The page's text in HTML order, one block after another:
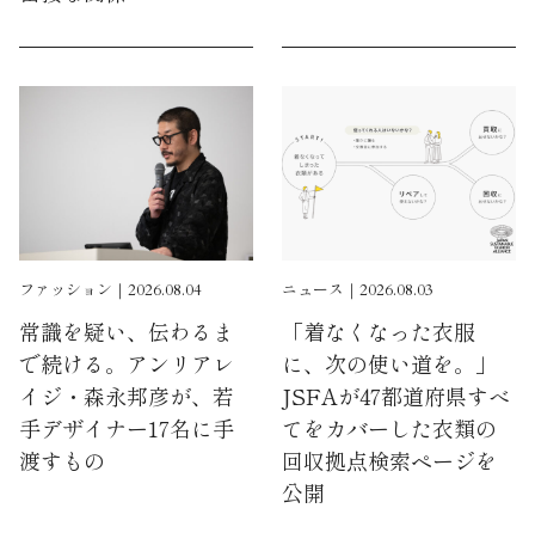
ファッション｜2026.08.04
常識を疑い、伝わるま
で続ける。アンリアレ
イジ・森永邦彦が、若
手デザイナー17名に手
渡すもの
ニュース｜2026.08.03
「着なくなった衣服
に、次の使い道を。」
JSFAが47都道府県すべ
てをカバーした衣類の
回収拠点検索ページを
公開